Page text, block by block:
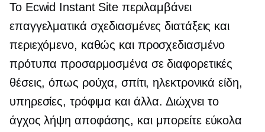
Το Ecwid Instant Site περιλαμβάνει
επαγγελματικά σχεδιασμένες διατάξεις και
περιεχόμενο, καθώς και προσχεδιασμένο
πρότυπα προσαρμοσμένα σε διαφορετικές
θέσεις, όπως ρούχα, σπίτι, ηλεκτρονικά είδη,
υπηρεσίες, τρόφιμα και άλλα. Διώχνει το
άγχοςλήψη αποφάσης, και μπορείτε εύκολα